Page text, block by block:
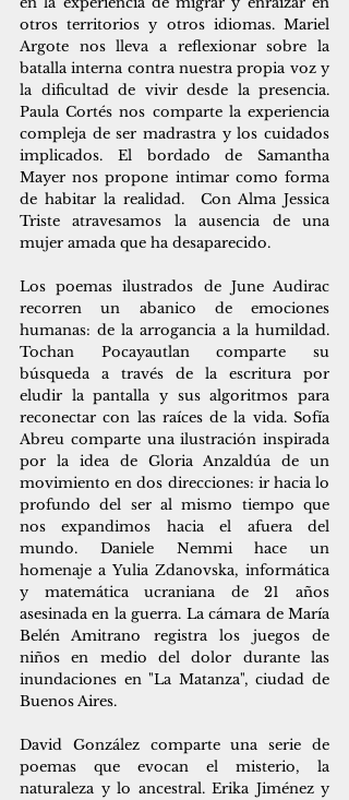
otros territorios y otros idiomas. Mariel
Argote nos lleva a reflexionar sobre la
batalla interna contra nuestra propia voz y
la dificultad de vivir desde la presencia.
Paula Cortés nos comparte la experiencia
compleja de ser madrastra y los cuidados
implicados. El bordado de Samantha
Mayer nos propone intimar como forma
de habitar la realidad.  Con Alma Jessica
Triste atravesamos la ausencia de una
mujer amada que ha desaparecido.
Los poemas ilustrados de June Audirac
recorren un abanico de emociones
humanas: de la arrogancia a la humildad.
Tochan Pocayautlan comparte su
búsqueda a través de la escritura por
eludir la pantalla y sus algoritmos para
reconectar con las raíces de la vida. Sofía
Abreu comparte una ilustración inspirada
por la idea de Gloria Anzaldúa de un
movimiento en dos direcciones: ir hacia lo
profundo del ser al mismo tiempo que
nos expandimos hacia el afuera del
mundo. Daniele Nemmi hace un
homenaje a Yulia Zdanovska, informática
y matemática ucraniana de 21 años
asesinada en la guerra. La cámara de María
Belén Amitrano registra los juegos de
niños en medio del dolor durante las
inundaciones en "La Matanza", ciudad de
Buenos Aires.
David González comparte una serie de
poemas que evocan el misterio, la
naturaleza y lo ancestral. Erika Jiménez y